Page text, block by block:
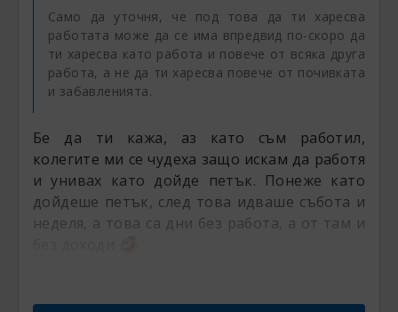
Само да уточня, че под това да ти харесва
работата може да се има впредвид по-скоро да
ти харесва като работа и повече от всяка друга
работа, а не да ти харесва повече от почивката
и забавленията.
Бе да ти кажа, аз като съм работил,
колегите ми се чудеха защо искам да работя
и унивах като дойде петък. Понеже като
дойдеше петък, след това идваше събота и
неделя, а това са дни без работа, а от там и